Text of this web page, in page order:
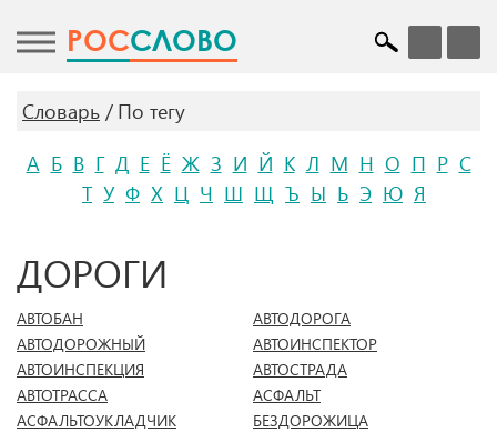
POCСЛОВО
Словарь
По тегу
А Б В Г Д Е Ё Ж З И Й К Л М Н О П Р С
Т У Ф Х Ц Ч Ш Щ Ъ Ы Ь Э Ю Я
ДОРОГИ
АВТОБАН
АВТОДОРОГА
АВТОДОРОЖНЫЙ
АВТОИНСПЕКТОР
АВТОИНСПЕКЦИЯ
АВТОСТРАДА
АВТОТРАССА
АСФАЛЬТ
АСФАЛЬТОУКЛАДЧИК
БЕЗДОРОЖИЦА